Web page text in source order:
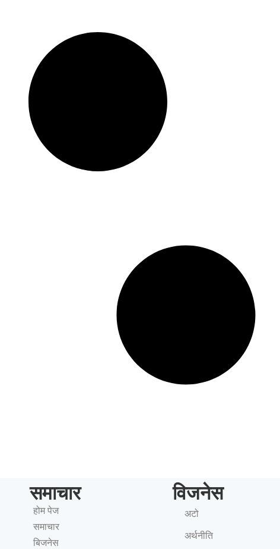
समाचार
होम पेज
समाचार
बिजनेस
विजनेस
अटो
अर्थनीति